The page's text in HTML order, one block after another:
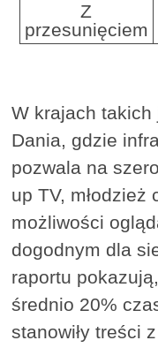
Z
przesunięciem
W krajach
Dania, gdzie
pozwala na
up TV,
możliwości
dogodnym dla
raportu
średnio 20%
stanowiły treści